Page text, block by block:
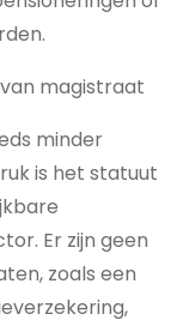
magistraat
minder
is het statuut
Er zijn geen
zoals een